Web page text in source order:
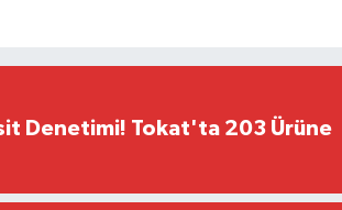
Denetimi! Tokat'ta 203 Ürüne